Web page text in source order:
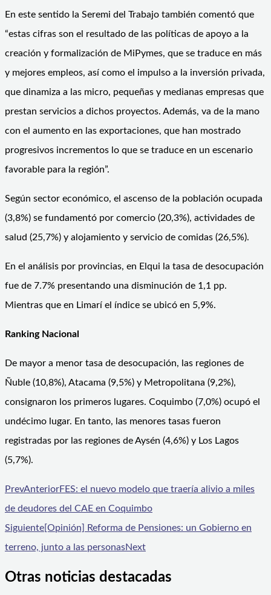
En este sentido la Seremi del Trabajo también comentó que
“estas cifras son el resultado de las políticas de apoyo a la
creación y formalización de MiPymes, que se traduce en más
y mejores empleos, así como el impulso a la inversión privada,
que dinamiza a las micro, pequeñas y medianas empresas que
prestan servicios a dichos proyectos. Además, va de la mano
con el aumento en las exportaciones, que han mostrado
progresivos incrementos lo que se traduce en un escenario
favorable para la región”.
Según sector económico, el ascenso de la población ocupada
(3,8%) se fundamentó por comercio (20,3%), actividades de
salud (25,7%) y alojamiento y servicio de comidas (26,5%).
En el análisis por provincias, en Elqui la tasa de desocupación
fue de 7.7% presentando una disminución de 1,1 pp.
Mientras que en Limarí el índice se ubicó en 5,9%.
Ranking Nacional
De mayor a menor tasa de desocupación, las regiones de
Ñuble (10,8%), Atacama (9,5%) y Metropolitana (9,2%),
consignaron los primeros lugares. Coquimbo (7,0%) ocupó el
undécimo lugar. En tanto, las menores tasas fueron
registradas por las regiones de Aysén (4,6%) y Los Lagos
(5,7%).
PrevAnteriorFES: el nuevo modelo que traería alivio a miles
de deudores del CAE en Coquimbo
Siguiente[Opinión] Reforma de Pensiones: un Gobierno en
terreno, junto a las personasNext
Otras noticias destacadas